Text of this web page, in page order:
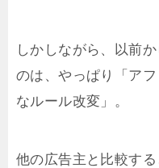
しかしながら、以前
のは、やっぱり「ア
なルール改変」。
他の広告主と比較す